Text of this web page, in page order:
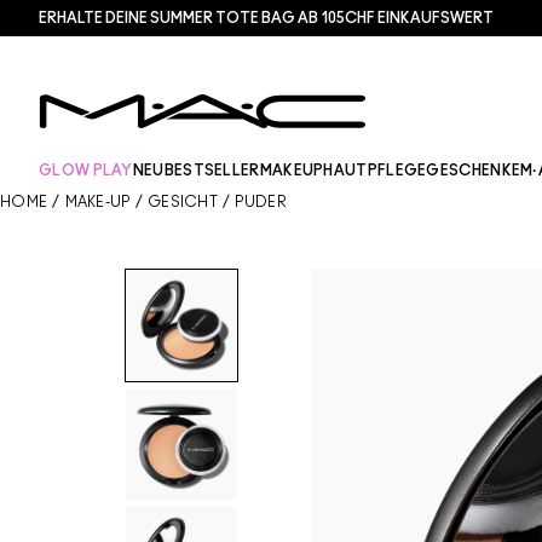
ERHALTE DEINE SUMMER TOTE BAG AB 105CHF EINKAUFSWERT​
GLOW PLAY NEU BESTSELLER MAKEUP HAUTPFLEGEGESCHENKE
HOME / MAKE-UP / GESICHT / PUDER